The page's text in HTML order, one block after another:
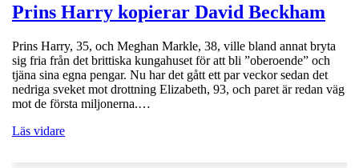
Prins Harry kopierar David Beckham
Prins Harry, 35, och Meghan Markle, 38, ville bland annat bryta
sig fria från det brittiska kungahuset för att bli ”oberoende” och
tjäna sina egna pengar. Nu har det gått ett par veckor sedan det
nedriga sveket mot drottning Elizabeth, 93, och paret är redan väg
mot de första miljonerna.…
Läs vidare